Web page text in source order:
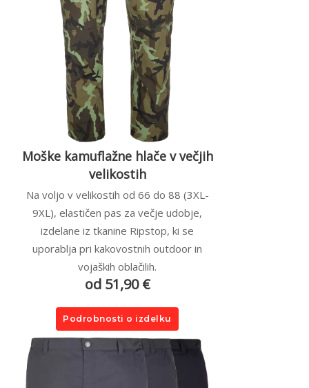
Moške kamuflažne hlače v večjih
velikostih
Na voljo v velikostih od 66 do 88 (3XL-
9XL), elastičen pas za večje udobje,
izdelane iz tkanine Ripstop, ki se
uporablja pri kakovostnih outdoor in
vojaških oblačilih.
od 51,90 €
Podrobnosti o izdelku